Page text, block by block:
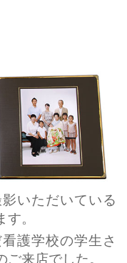
し
いただいている
。
護学校の学生さ
来店でした。